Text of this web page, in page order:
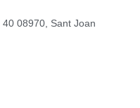
40 08970, Sant Joan